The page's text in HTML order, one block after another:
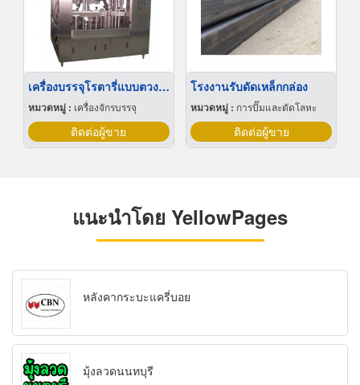
เครื่องบรรจุโรตารี่แบบตวงปริมาตร ระบบแคมแมคคะนิค
หมวดหมู่ : เครื่องจักรบรรจุ
ติดต่อผู้ขาย
โรงงานรับดัดเหล็กกล่อง
หมวดหมู่ : การปั๊มและตัดโลหะ
ติดต่อผู้ขาย
แนะนำโดย YellowPages
หลังคากระบะแครี่บอย
มุ้งลวดนนทบุรี